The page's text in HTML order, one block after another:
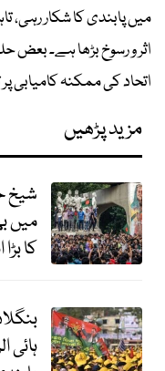
میں پابندی کا شکار رہی،
اثر و رسوخ بڑھا ہے۔ بعض
اتحاد کی ممکنہ کامیابی
مزید پڑھیں
شیخ
میں
کا
ہائی